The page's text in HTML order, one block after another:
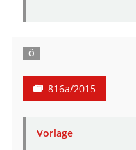
Ö
816a/2015
Vorlage